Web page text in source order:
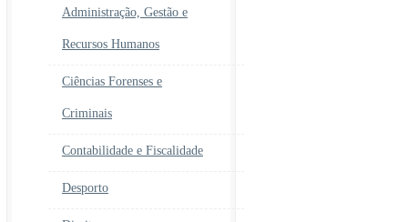
Administração, Gestão e
Recursos Humanos
Ciências Forenses e
Criminais
Contabilidade e Fiscalidade
Desporto